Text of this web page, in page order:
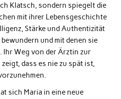
Klatsch, sondern spiegelt die
mit ihrer Lebensgeschichte
Stärke und Authentizität
und mit denen sie
Ihr Weg von der Ärztin zur
dass es nie zu spät ist,
sich Maria in eine neue